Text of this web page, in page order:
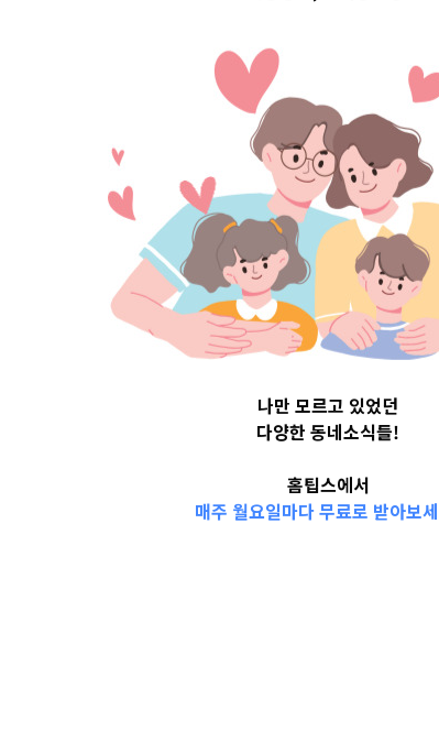
평구 Top 3
나만 모르고 있었던
다양한 동네소식들!
홈팁스에서
매주 월요일마다 무료로 받아보